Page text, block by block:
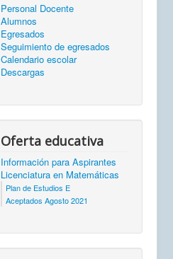
Personal Docente
Alumnos
Egresados
Seguimiento de egresados
Calendario escolar
Descargas
Oferta educativa
Información para Aspirantes
Licenciatura en Matemáticas
Plan de Estudios E
Aceptados Agosto 2021